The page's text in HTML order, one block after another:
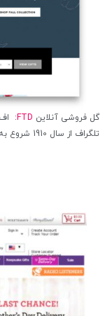
گل فروشی آنلاین FTD: اف
تلگراف از سال 1910 شروع به کار کرده و همچنان به فعالیت خود ادامه می دهد.